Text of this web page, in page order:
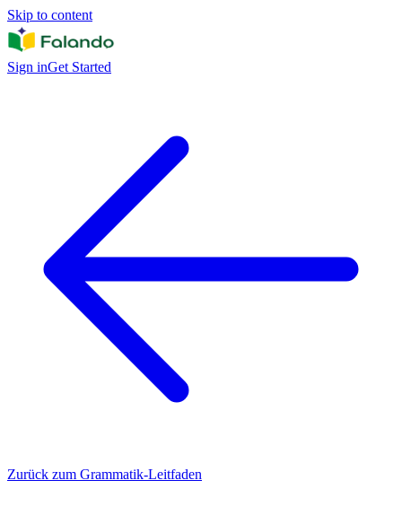
Skip to content
Sign inGet Started
Zurück zum Grammatik-Leitfaden